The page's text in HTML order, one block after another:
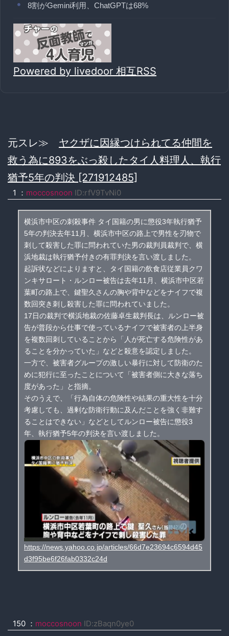
8割がGemini利用、ChatGPTは68%
Powered by livedoor 相互RSS
元スレ≫ ヤクザに因縁つけられてる仲間を
救う為に893をぶっ殺したタイ人料理人、執行
猶予5年の判決 [271912485]
1 ： moccosnoon ID:rfV9TvNi0
横浜市中区の刺殺事件 タイ国籍の男に懲役3年執行猶予
5年の判決去年11月、横浜市中区の路上で男性を刃物で
刺して殺害した罪に問われていた男の裁判員裁判で、横
浜地裁は執行猶予付きの有罪判決を言い渡しました。
起訴状などによりますと、タイ国籍の飲食店従業員クワ
ンキサロート・ルンロー被告は去年11月、横浜市中区若
葉町の路上で、鍵聖久さんの胸や背中などをナイフで複
数回突き刺し殺害した罪に問われていました。
17日の裁判で横浜地裁の佐藤卓生裁判長は、ルンロー被
告が普段から仕事で使っているナイフで被害者の上半身
を複数回刺していることから「人が死亡する危険性があ
ることを分かっていた」などと殺意を認定しました。
一方で、被害者グループの激しい暴行に対して防衛のた
めに犯行に至ったことについて「被害者側に大きな落ち
度があった」と指摘。
そのうえで、「行為自体の危険性や結果の重大性を十分
考慮しても、過剰な防衛行動に及んだことを強く非難す
ることはできない」などとしてルンロー被告に懲役3
年、執行猶予5年の判決を言い渡しました。
https://news.yahoo.co.jp/articles/66d7e23694c6594d45
d3f95be6f26fab0332c24d
150 ： moccosnoon ID:zBaqn0ye0